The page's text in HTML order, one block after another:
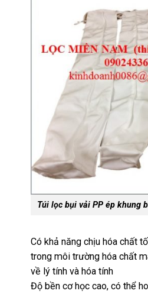
Túi lọc bụi vải PP ép khung
Có khả năng chịu hóa chất
trong môi trường hóa chất
về lý tính và hóa tính
Độ bền cơ học cao, có thể